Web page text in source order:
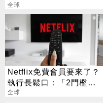
全球
Netflix免費會員要來了？
執行長鬆口：「2門檻」
是關鍵
全球